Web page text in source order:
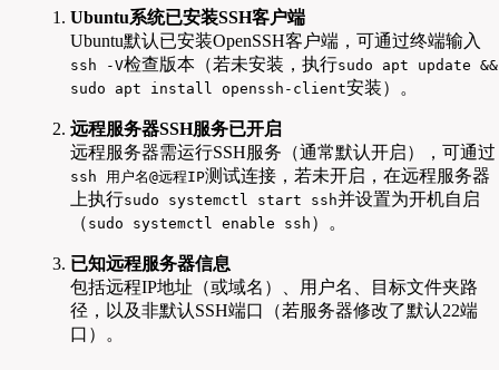
Ubuntu系统已安装SSH客户端
Ubuntu默认已安装OpenSSH客户端，可通过终端输入
ssh -V检查版本（若未安装，执行sudo apt update &&
sudo apt install openssh-client安装）。
远程服务器SSH服务已开启
远程服务器需运行SSH服务（通常默认开启），可通过
ssh 用户名@远程IP测试连接，若未开启，在远程服务器
上执行sudo systemctl start ssh并设置为开机自启
（ sudo systemctl enable ssh ）。
已知远程服务器信息
包括远程IP地址（或域名）、用户名、目标文件夹路
径，以及非默认SSH端口（若服务器修改了默认22端
口）。